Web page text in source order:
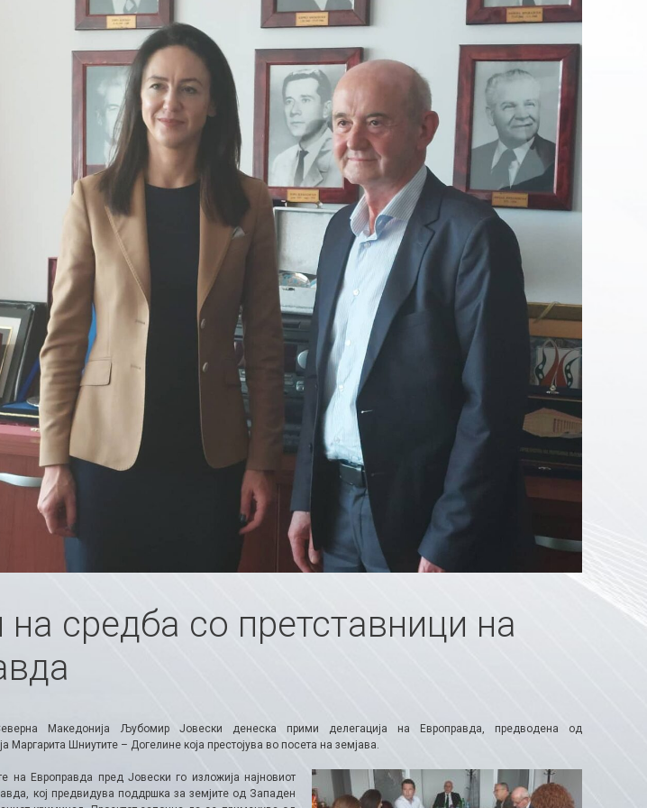
на средба со претставници на
Македонија Љубомир Јовески денеска прими делегација на Европравда, предводена од
Маргарита Шниутите – Догелине која престојува во посета на земјава.
на Европравда пред Јовески го изложија најновиот
кој предвидува поддршка за земјите од Западен